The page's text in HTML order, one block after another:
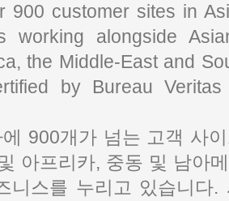
900 customer sites in
working alongside
the Middle-East and
by Bureau
900개가 넘는 고객 사
아프리카, 중동 및 남아
니스를 누리고 있습니다